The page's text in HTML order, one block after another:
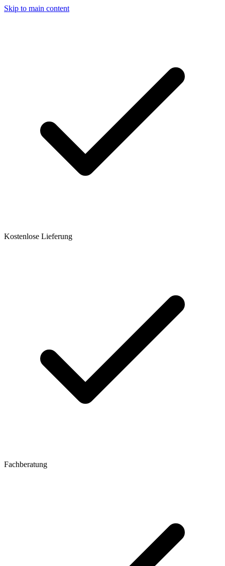
Skip to main content
Kostenlose Lieferung
Fachberatung